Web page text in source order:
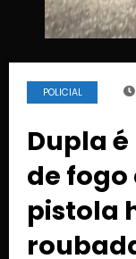
POLICIAL
Dupla
de
pistola